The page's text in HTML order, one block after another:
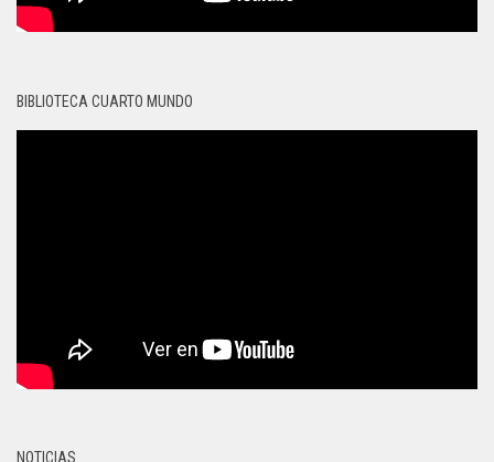
BIBLIOTECA CUARTO MUNDO
NOTICIAS